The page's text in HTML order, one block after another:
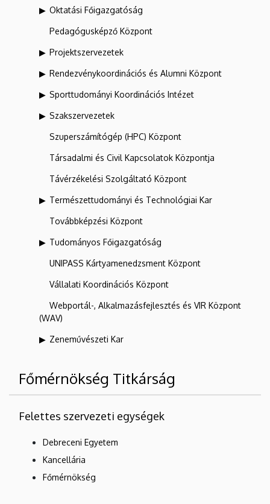
Oktatási Főigazgatóság
Pedagógusképző Központ
Projektszervezetek
Rendezvénykoordinációs és Alumni Központ
Sporttudományi Koordinációs Intézet
Szakszervezetek
Szuperszámítógép (HPC) Központ
Társadalmi és Civil Kapcsolatok Központja
Távérzékelési Szolgáltató Központ
Természettudományi és Technológiai Kar
Továbbképzési Központ
Tudományos Főigazgatóság
UNIPASS Kártyamenedzsment Központ
Vállalati Koordinációs Központ
Webportál-, Alkalmazásfejlesztés és VIR Központ
(WAV)
Zeneművészeti Kar
Főmérnökség Titkárság
Felettes szervezeti egységek
Debreceni Egyetem
Kancellária
Főmérnökség